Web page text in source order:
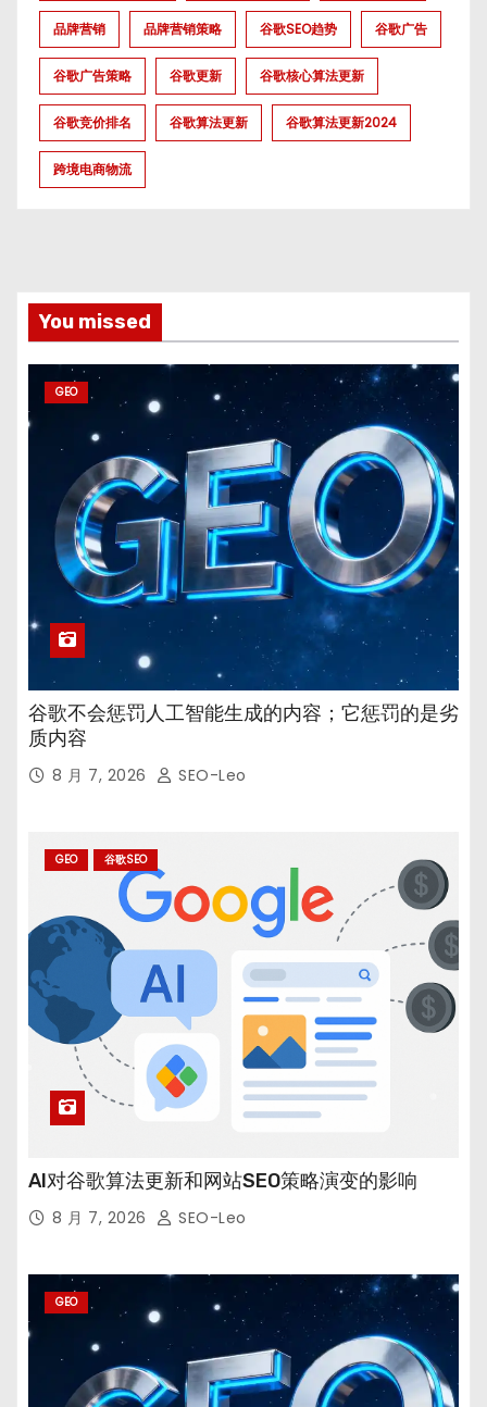
品牌营销 品牌营销策略 谷歌SEO趋势 谷歌广告
谷歌广告策略 谷歌更新 谷歌核心算法更新
谷歌竞价排名 谷歌算法更新 谷歌算法更新2024
跨境电商物流
You missed
GEO
谷歌不会惩罚人工智能生成的内容；它惩罚的是劣
质内容
8 月 7, 2026 SEO-Leo
GEO 谷歌SEO
AI对谷歌算法更新和网站SEO策略演变的影响
8 月 7, 2026 SEO-Leo
GEO